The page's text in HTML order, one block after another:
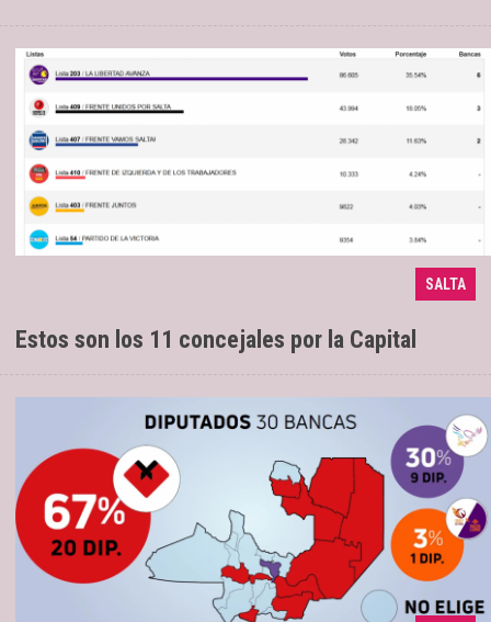
SALTA
Estos son los 11 concejales por la Capital
La Libertad Avanza se alzó con el 35,54%